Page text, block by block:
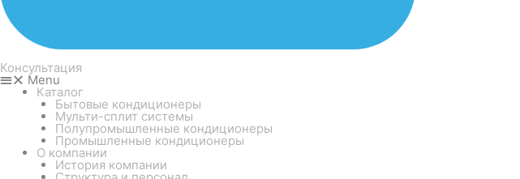
Консультация
Menu
Каталог
Бытовые кондиционеры
Мульти-сплит системы
Полупромышленные кондиционеры
Промышленные кондиционеры
О компании
История компании